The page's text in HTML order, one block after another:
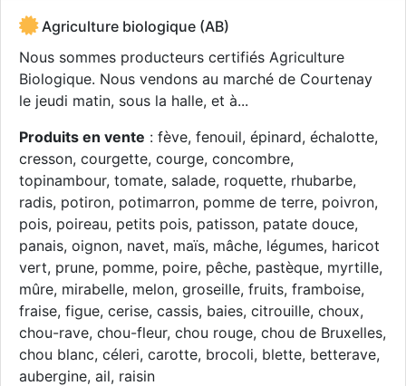
Agriculture biologique (AB)
Nous sommes producteurs certifiés Agriculture
Biologique. Nous vendons au marché de Courtenay
le jeudi matin, sous la halle, et à...
Produits en vente : fève, fenouil, épinard, échalotte,
cresson, courgette, courge, concombre,
topinambour, tomate, salade, roquette, rhubarbe,
radis, potiron, potimarron, pomme de terre, poivron,
pois, poireau, petits pois, patisson, patate douce,
panais, oignon, navet, maïs, mâche, légumes, haricot
vert, prune, pomme, poire, pêche, pastèque, myrtille,
mûre, mirabelle, melon, groseille, fruits, framboise,
fraise, figue, cerise, cassis, baies, citrouille, choux,
chou-rave, chou-fleur, chou rouge, chou de Bruxelles,
chou blanc, céleri, carotte, brocoli, blette, betterave,
aubergine, ail, raisin